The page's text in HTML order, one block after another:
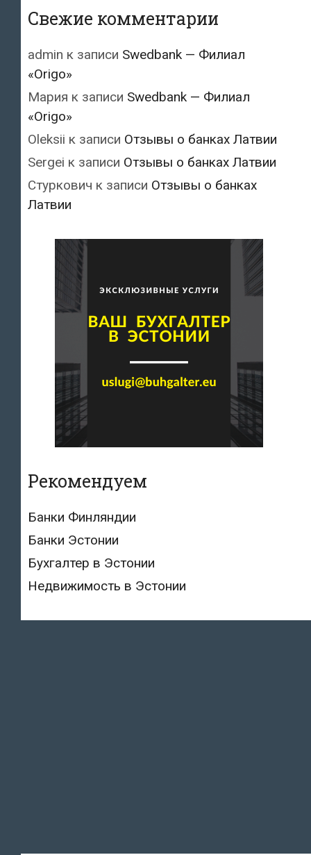
Свежие комментарии
admin к записи Swedbank — Филиал
«Origo»
Мария к записи Swedbank — Филиал
«Origo»
Oleksii к записи Отзывы о банках Латвии
Sergei к записи Отзывы о банках Латвии
Стуркович к записи Отзывы о банках
Латвии
Рекомендуем
Банки Финляндии
Банки Эстонии
Бухгалтер в Эстонии
Недвижимость в Эстонии